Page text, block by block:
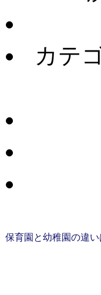
カテ
保育園と幼稚園の違